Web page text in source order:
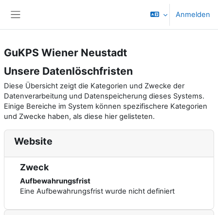
Anmelden
GuKPS Wiener Neustadt
Unsere Datenlöschfristen
Diese Übersicht zeigt die Kategorien und Zwecke der
Datenverarbeitung und Datenspeicherung dieses Systems.
Einige Bereiche im System können spezifischere Kategorien
und Zwecke haben, als diese hier gelisteten.
Website
Zweck
Aufbewahrungsfrist
Eine Aufbewahrungsfrist wurde nicht definiert